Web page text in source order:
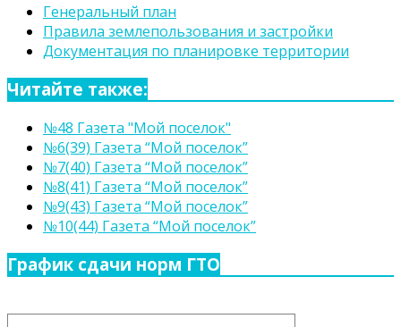
Генеральный план
Правила землепользования и застройки
Документация по планировке территории
Читайте также:
№48 Газета "Мой поселок"
№6(39) Газета “Мой поселок”
№7(40) Газета “Мой поселок”
№8(41) Газета “Мой поселок”
№9(43) Газета “Мой поселок”
№10(44) Газета “Мой поселок”
График сдачи норм ГТО